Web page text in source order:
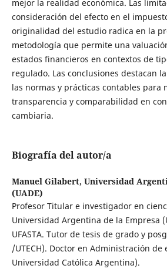
mejor la realidad económica. Las
consideración del efecto en el
originalidad del estudio radica en la
metodología que permite una
estados financieros en contextos de
regulado. Las conclusiones destacan
las normas y prácticas contables para
transparencia y comparabilidad en
cambiaria.
Biografía del autor/a
Manuel Gilabert, Universidad
(UADE)
Profesor Titular e investigador en
Universidad Argentina de la Empresa
UFASTA. Tutor de tesis de grado y
/UTECH). Doctor en Administración de
Universidad Católica Argentina).